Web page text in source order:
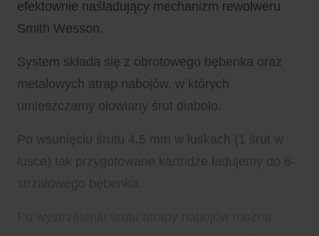
efektownie naśladujący mechanizm rewolweru
Smith Wesson.
System składa się z obrotowego bębenka oraz
metalowych atrap nabojów, w których
umieszczamy ołowiany śrut diabolo.
Po wsunięciu śrutu 4,5 mm w łuskach (1 śrut w